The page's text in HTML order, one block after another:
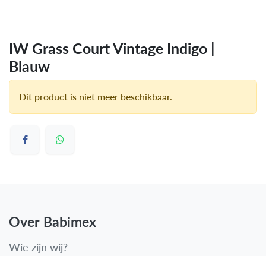
IW Grass Court Vintage Indigo |
Blauw
Dit product is niet meer beschikbaar.
Over Babimex
Wie zijn wij?